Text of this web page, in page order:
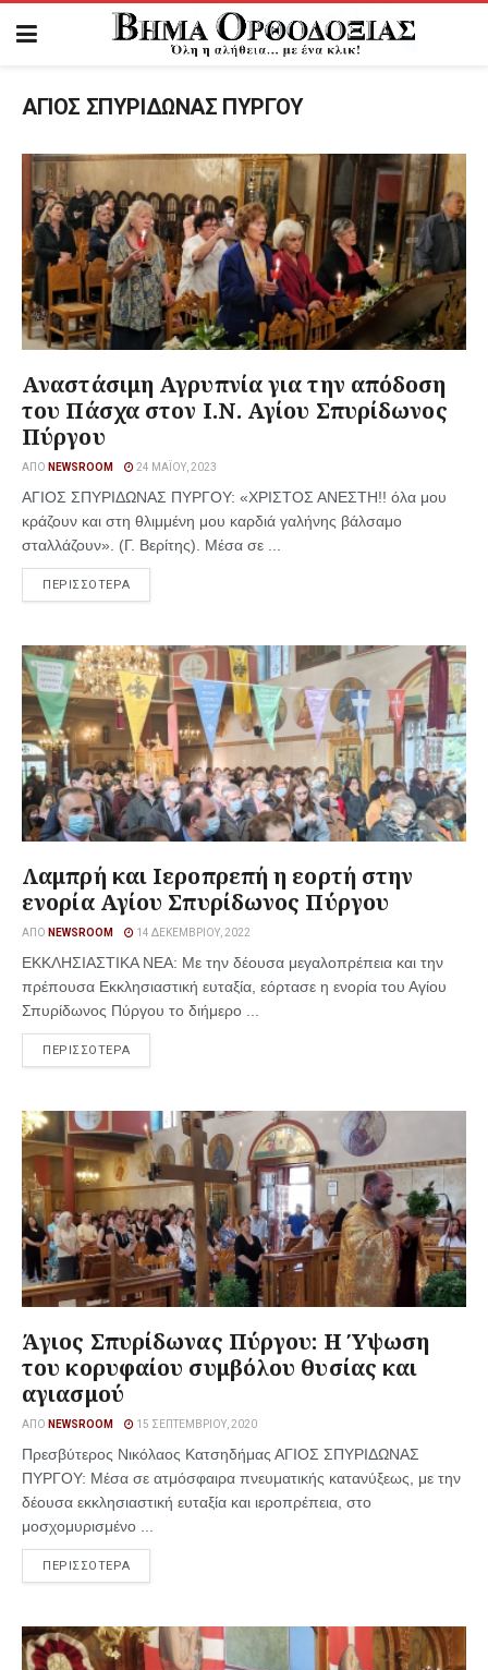
ΑΓΙΟΣ ΣΠΥΡΙΔΩΝΑΣ ΠΥΡΓΟΥ
Αναστάσιμη Αγρυπνία για την απόδοση
του Πάσχα στον Ι.Ν. Αγίου Σπυρίδωνος
Πύργου
ΑΠΌ NEWSROOM 24 ΜΑΪ́ΟΥ, 2023
ΑΓΙΟΣ ΣΠΥΡΙΔΩΝΑΣ ΠΥΡΓΟΥ: «ΧΡΙΣΤΟΣ ΑΝΕΣΤΗ!! όλα μου
κράζουν και στη θλιμμένη μου καρδιά γαλήνης βάλσαμο
σταλλάζουν». (Γ. Βερίτης). Μέσα σε ...
ΠΕΡΙΣΣΟΤΕΡΑ
Λαμπρή και Ιεροπρεπή η εορτή στην
ενορία Αγίου Σπυρίδωνος Πύργου
ΑΠΌ NEWSROOM 14 ΔΕΚΕΜΒΡΊΟΥ, 2022
ΕΚΚΛΗΣΙΑΣΤΙΚΑ ΝΕΑ: Με την δέουσα μεγαλοπρέπεια και την
πρέπουσα Εκκλησιαστική ευταξία, εόρτασε η ενορία του Αγίου
Σπυρίδωνος Πύργου το διήμερο ...
ΠΕΡΙΣΣΟΤΕΡΑ
Άγιος Σπυρίδωνας Πύργου: Η Ύψωση
του κορυφαίου συμβόλου θυσίας και
αγιασμού
ΑΠΌ NEWSROOM 15 ΣΕΠΤΕΜΒΡΊΟΥ, 2020
Πρεσβύτερος Νικόλαος Κατσηδήμας ΑΓΙΟΣ ΣΠΥΡΙΔΩΝΑΣ
ΠΥΡΓΟΥ: Μέσα σε ατμόσφαιρα πνευματικής κατανύξεως, με την
δέουσα εκκλησιαστική ευταξία και ιεροπρέπεια, στο
μοσχομυρισμένο ...
ΠΕΡΙΣΣΟΤΕΡΑ